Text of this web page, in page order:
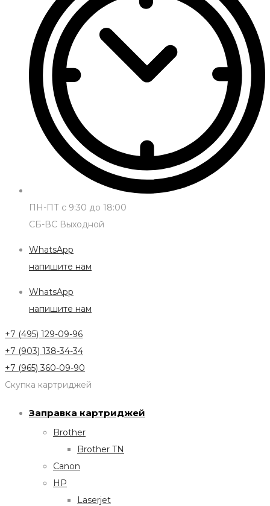
ПН-ПТ с 9:30 до 18:00
СБ-ВС Выходной
WhatsApp
напишите нам
WhatsApp
напишите нам
+7 (495) 129-09-96
+7 (903) 138-34-34
+7 (965) 360-09-90
Скупка картриджей
Заправка картриджей
Brother
Brother TN
Canon
HP
Laserjet